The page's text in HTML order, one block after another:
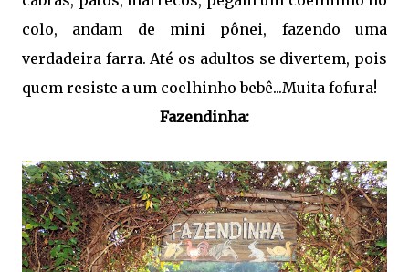
colo, andam de mini pônei, fazendo uma
verdadeira farra. Até os adultos se divertem, pois
quem resiste a um coelhinho bebê...Muita fofura!
Fazendinha: